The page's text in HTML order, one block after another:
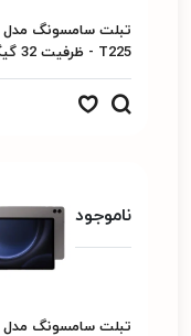
گیگابایت
ناموجود